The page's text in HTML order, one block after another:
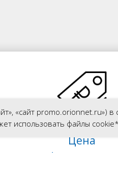
Цена
для физ. лиц: 5
«сайт promo.orionnet.ru») в
использовать файлы